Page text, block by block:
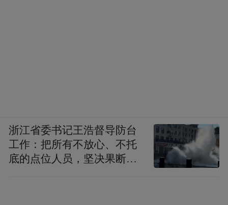
浙江省委书记王浩督导防台
工作：把所有不放心、不托
底的点位人员，坚决果断转